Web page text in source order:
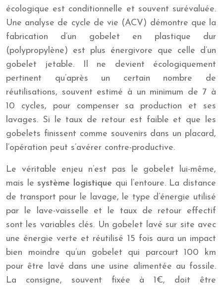
écologique est conditionnelle et souvent surévaluée.
Une analyse de cycle de vie (ACV) démontre que la
fabrication d’un gobelet en plastique dur
(polypropylène) est plus énergivore que celle d’un
gobelet jetable. Il ne devient écologiquement
pertinent qu’après un certain nombre de
réutilisations, souvent estimé à un minimum de 7 à
10 cycles, pour compenser sa production et ses
lavages. Si le taux de retour est faible et que les
gobelets finissent comme souvenirs dans un placard,
l’opération peut s’avérer contre-productive.
Le véritable enjeu n’est pas le gobelet lui-même,
mais le système logistique qui l’entoure. La distance
de transport pour le lavage, le type d’énergie utilisé
par le lave-vaisselle et le taux de retour effectif
sont les variables clés. Un gobelet lavé sur site avec
une énergie verte et réutilisé 15 fois aura un impact
bien moindre qu’un gobelet qui parcourt 100 km
pour être lavé dans une usine alimentée au fossile.
La consigne, souvent fixée à 1€, doit être